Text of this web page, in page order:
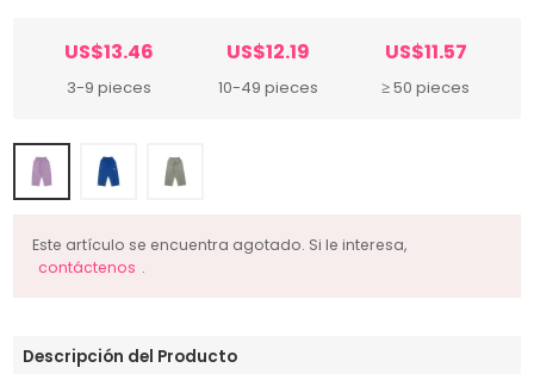
US$13.46
3-9 pieces
US$12.19
10-49 pieces
US$11.57
≥ 50 pieces
Este artículo se encuentra agotado. Si le interesa,
contáctenos .
Descripción del Producto